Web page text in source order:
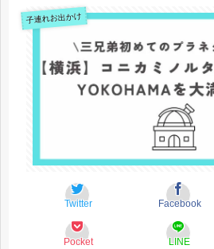
子連れお出かけ
Twitter Facebook
Pocket LINE